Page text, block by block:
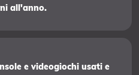
all'anno.
e videogiochi usati e